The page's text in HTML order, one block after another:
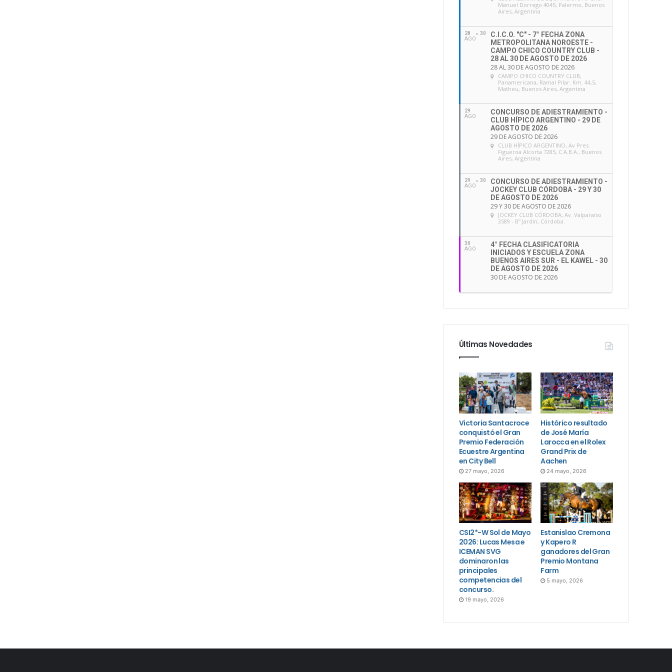
Manuel Dorrego 4045, Palermo, Buenos
Aires, Argentina
28
AGO
30
C.I.C.O. "C" - 7° FECHA ZONA
METROPOLITANA NOROESTE -
CAMPO CHICO COUNTRY CLUB -
28 AL 30 DE AGOSTO DE 2026
28 AL 30 DE AGOSTO DE 2026
CAMPO CHICO COUNTRY CLUB,
Panamericana, Ramal Pilar. Km. 44,5,
Matheu, Buenos Aires, Argentina
29
AGO
CONCURSO DE ADIESTRAMIENTO -
CLUB HÍPICO ARGENTINO - 29 DE
AGOSTO DE 2026
29 DE AGOSTO DE 2026
CLUB HÍPICO ARGENTINO, Av Pres.
Figueroa Alcorta 7285, C.A.B.A., Buenos
Aires, Argentina
29
AGO
30
CONCURSO DE ADIESTRAMIENTO -
JOCKEY CLUB CÓRDOBA - 29 Y 30
DE AGOSTO DE 2026
29 Y 30 DE AGOSTO DE 2026
JOCKEY CLUB CÓRDOBA, Av. Valparaíso
3589 - Bº Jardín, Córdoba.
30
AGO
4° FECHA CLASIFICATORIA
INICIADOS Y ESCUELA ZONA
BUENOS AIRES SUR - EL KAWEL - 30
DE AGOSTO DE 2026
30 DE AGOSTO DE 2026
Últimas Novedades
Victoria Santacroce
conquistó el Gran
Premio Federación
Ecuestre Argentina
en City Bell
27 mayo, 2026
Histórico resultado
de José María
Larocca en el Rolex
Grand Prix de
Aachen
24 mayo, 2026
CSI2*-W Sol de Mayo
2026: Lucas Mesa e
ICEMAN SVG
dominaron las
principales
competencias del
concurso.
19 mayo, 2026
Estanislao Cremona
y Kapero R
ganadores del Gran
Premio Montana
Farm
5 mayo, 2026